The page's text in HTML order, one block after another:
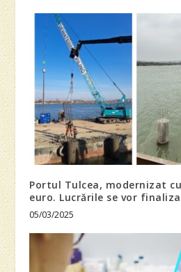
Portul Tulcea, modernizat
euro. Lucrările se vor
05/03/2025